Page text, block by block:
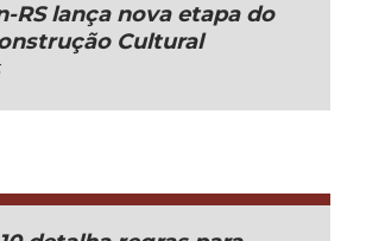
RS lança nova etapa do
Cultural